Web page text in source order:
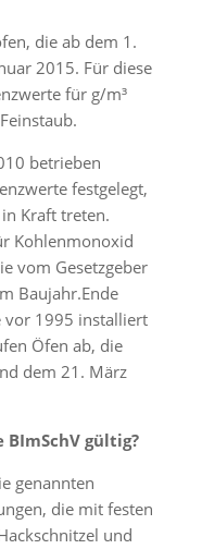
die ab dem 1.
2015. Für diese
für g/m³
betrieben
festgelegt,
Kraft treten.
Kohlenmonoxid
vom Gesetzgeber
Baujahr.Ende
vor 1995 installiert
Öfen ab, die
dem 21. März
gültig?
genannten
die mit festen
und